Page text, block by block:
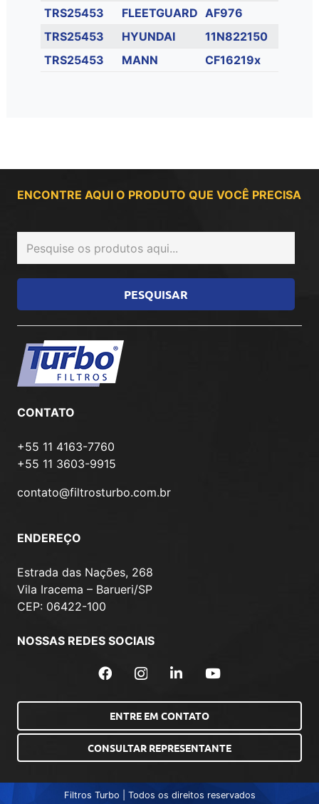
TRS25453
FLEETGUARD AF976
TRS25453
HYUNDAI
11N822150
TRS25453
MANN CF16219x
ENCONTRE AQUI O PRODUTO QUE VOCÊ PRECISA
CONTATO
+55 11 4163-7760
+55 11 3603-9915
contato@filtrosturbo.com.br
ENDEREÇO
Estrada das Nações, 268
Vila Iracema – Barueri/SP
CEP: 06422-100
NOSSAS REDES SOCIAIS
ENTRE EM CONTATO
CONSULTAR REPRESENTANTE
Filtros Turbo | Todos os direitos reservados